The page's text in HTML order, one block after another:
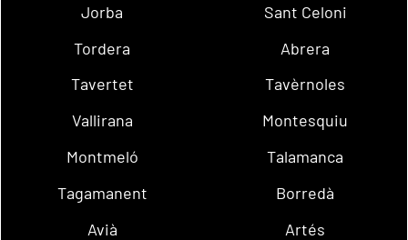
Jorba
Sant Celoni
Tordera
Abrera
Tavertet
Tavèrnoles
Vallirana
Montesquiu
Montmeló
Talamanca
Tagamanent
Borredà
Avià
Artés